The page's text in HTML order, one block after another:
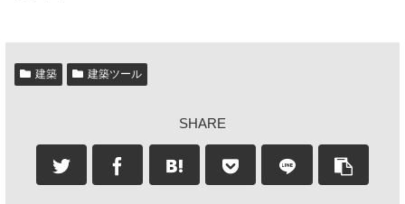
建築 建築ツール
SHARE